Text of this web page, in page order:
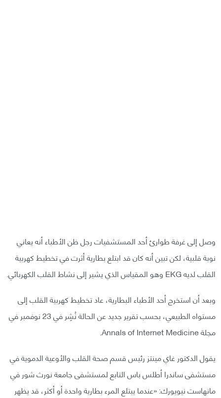
وصل إلى غرفة طوارئ أحد المستشفيات رجل ظن الأطباء أنه يعاني
نوبة قلبية، لكن تبين أنه كان قد ابتلع بطارية أثرت في تخطيط كهربية
القلب لديه EKG وهو المقياس الذي يشير إلى نشاط القلب الكهربائي.
وبعد أن استخرج أحد الأطباء البطارية، عاد تخطيط كهربية القلب إلى
مستواه الطبيعي، بحسب تقرير جديد عن الحالة نُشِر في 23 نوفمبر في
مجلة Annals of Internet Medicine.
يقول الدكتور غاي مينتز رئيس قسم صحة القلب والأوعية الدموية في
مستشفى ساندرا أطلس باس التابع لمستشفى جامعة نورث شور في
مانهاست نيويورك: «عندما يبتلع المرء بطارية واحدة أو أكثر، قد يظهر